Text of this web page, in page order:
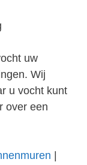
uw
Wij
u vocht kunt
over een